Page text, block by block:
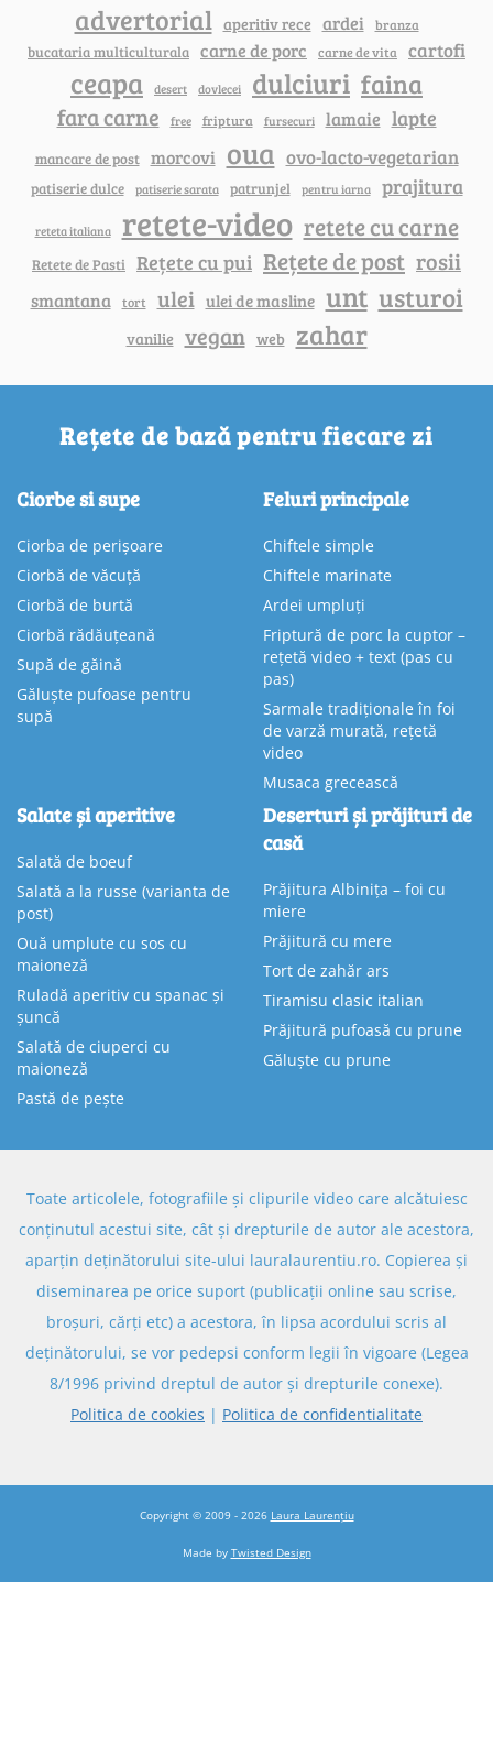
advertorial aperitiv rece ardei branza
bucataria multiculturala carne de porc carne de vita cartofi
ceapa desert dovlecei dulciuri faina
fara carne free friptura fursecuri lamaie lapte
mancare de post morcovi oua ovo-lacto-vegetarian
patiserie dulce patiserie sarata patrunjel pentru iarna prajitura
reteta italiana retete-video retete cu carne
Retete de Pasti Rețete cu pui Rețete de post rosii
smantana tort ulei ulei de masline unt usturoi
vanilie vegan web zahar
Rețete de bază pentru fiecare zi
Ciorbe si supe
Ciorba de perișoare
Ciorbă de văcuță
Ciorbă de burtă
Ciorbă rădăuțeană
Supă de găină
Găluște pufoase pentru
supă
Feluri principale
Chiftele simple
Chiftele marinate
Ardei umpluți
Friptură de porc la cuptor –
rețetă video + text (pas cu
pas)
Sarmale tradiționale în foi
de varză murată, rețetă
video
Musaca grecească
Salate și aperitive
Salată de boeuf
Salată a la russe (varianta de
post)
Ouă umplute cu sos cu
maioneză
Ruladă aperitiv cu spanac și
șuncă
Salată de ciuperci cu
maioneză
Pastă de pește
Deserturi și prăjituri de
casă
Prăjitura Albinița – foi cu
miere
Prăjitură cu mere
Tort de zahăr ars
Tiramisu clasic italian
Prăjitură pufoasă cu prune
Găluște cu prune
Toate articolele, fotografiile și clipurile video care alcătuiesc
conținutul acestui site, cât și drepturile de autor ale acestora,
aparțin deținătorului site-ului lauralaurentiu.ro. Copierea și
diseminarea pe orice suport (publicații online sau scrise,
broșuri, cărți etc) a acestora, în lipsa acordului scris al
deținătorului, se vor pedepsi conform legii în vigoare (Legea
8/1996 privind dreptul de autor și drepturile conexe).
Politica de cookies | Politica de confidentialitate
Copyright © 2009 - 2026 Laura Laurențiu
Made by Twisted Design